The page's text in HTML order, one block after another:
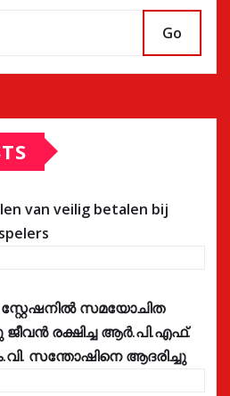
Go
van veilig betalen bij
സമയോചിത
രക്ഷിച്ച ആർ.പി.എഫ്.
സന്തോഷിനെ ആദരിച്ചു